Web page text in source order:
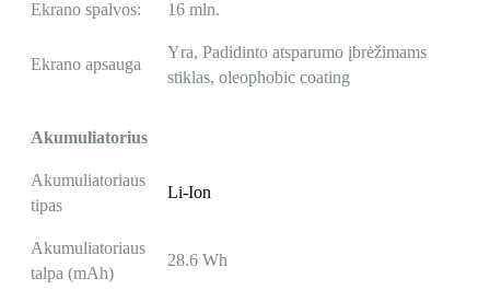
Ekrano spalvos: 16 mln.
Ekrano apsauga
Yra, Padidinto atsparumo įbrėžimams
stiklas, oleophobic coating
Akumuliatorius
Akumuliatoriaus
tipas
Li-Ion
Akumuliatoriaus
talpa (mAh)
28.6 Wh